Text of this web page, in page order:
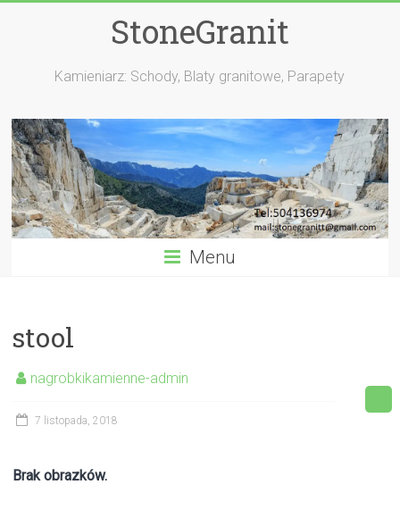
StoneGranit
Kamieniarz: Schody, Blaty granitowe, Parapety
Menu
stool
nagrobkikamienne-admin
7 listopada, 2018
Brak obrazków.